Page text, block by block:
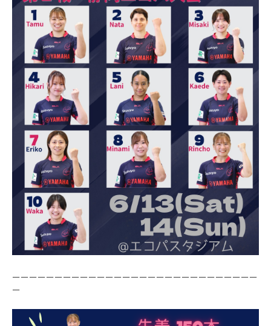
ーーーーーーーーーーーーーーーーーーーーーーーーーーーーー
ー